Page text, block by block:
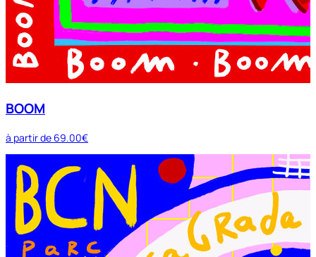
BOOM
à partir de 69.00€